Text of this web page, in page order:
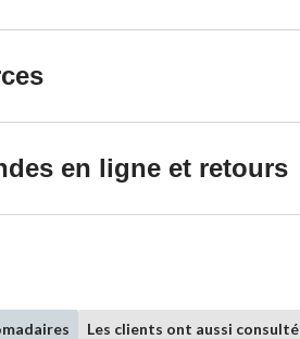
en ligne et retours
Les clients ont aussi consulté